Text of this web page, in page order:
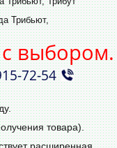
Трибьют,
выбором.
товара).
расширенная